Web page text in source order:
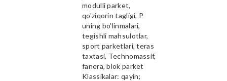
modulli parket,
qo'ziqorin tagligi, P
uning bo'linmalari,
tegishli mahsulotlar,
sport parketlari, teras
taxtasi, Technomassif,
fanera, blok parket
Klassikalar: qayin;